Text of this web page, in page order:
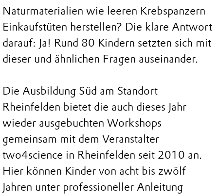
Naturmaterialien wie leeren Krebspanzern
Einkaufstüten herstellen? Die klare Antwort
darauf: Ja! Rund 80 Kindern setzten sich mit
dieser und ähnlichen Fragen auseinander.
Die Ausbildung Süd am Standort
Rheinfelden bietet die auch dieses Jahr
wieder ausgebuchten Workshops
gemeinsam mit dem Veranstalter
two4science in Rheinfelden seit 2010 an.
Hier können Kinder von acht bis zwölf
Jahren unter professioneller Anleitung